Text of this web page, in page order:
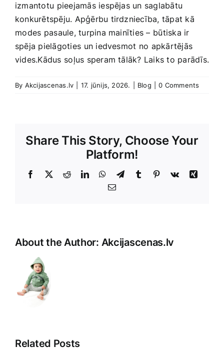
izmantotu⁣ pieejamās ‌iespējas un saglabātu
konkurētspēju. Apģērbu tirdzniecība, tāpat kā
⁤modes ⁤pasaule,‍ turpina mainīties –⁣ būtiska ir​
spēja pielāgoties ⁣un iedvesmot no ⁤apkārtējās
vides.Kādus⁤ soļus speram tālāk?‌ Laiks to parādīs.
By Akcijascenas.lv 17. jūnijs, 2026. Blog 0 Comments
Share This Story, Choose Your
Platform!
Facebook
X RedditLinkedInWhatsApp
TelegramTumblr Pinterest
Vk
Xing
E-
About the Author: Akcijascenas.lv
Related Posts